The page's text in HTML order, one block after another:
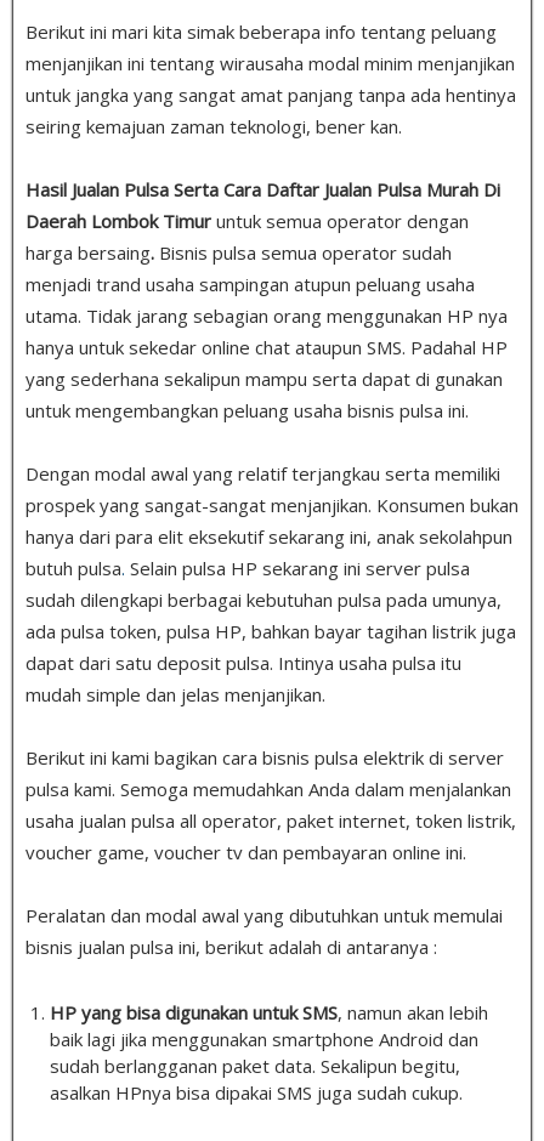
Berikut ini mari kita simak beberapa info tentang peluang
menjanjikan ini tentang wirausaha modal minim menjanjikan
untuk jangka yang sangat amat panjang tanpa ada hentinya
seiring kemajuan zaman teknologi, bener kan.
Hasil Jualan Pulsa Serta Cara Daftar Jualan Pulsa Murah Di
Daerah Lombok Timur untuk semua operator dengan
harga bersaing. Bisnis pulsa semua operator sudah
menjadi trand usaha sampingan atupun peluang usaha
utama. Tidak jarang sebagian orang menggunakan HP nya
hanya untuk sekedar online chat ataupun SMS. Padahal HP
yang sederhana sekalipun mampu serta dapat di gunakan
untuk mengembangkan peluang usaha bisnis pulsa ini.
Dengan modal awal yang relatif terjangkau serta memiliki
prospek yang sangat-sangat menjanjikan. Konsumen bukan
hanya dari para elit eksekutif sekarang ini, anak sekolahpun
butuh pulsa. Selain pulsa HP sekarang ini server pulsa
sudah dilengkapi berbagai kebutuhan pulsa pada umunya,
ada pulsa token, pulsa HP, bahkan bayar tagihan listrik juga
dapat dari satu deposit pulsa. Intinya usaha pulsa itu
mudah simple dan jelas menjanjikan.
Berikut ini kami bagikan cara bisnis pulsa elektrik di server
pulsa kami. Semoga memudahkan Anda dalam menjalankan
usaha jualan pulsa all operator, paket internet, token listrik,
voucher game, voucher tv dan pembayaran online ini.
Peralatan dan modal awal yang dibutuhkan untuk memulai
bisnis jualan pulsa ini, berikut adalah di antaranya :
HP yang bisa digunakan untuk SMS, namun akan lebih
baik lagi jika menggunakan smartphone Android dan
sudah berlangganan paket data. Sekalipun begitu,
asalkan HPnya bisa dipakai SMS juga sudah cukup.